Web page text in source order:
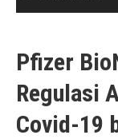
Pfizer
Regulasi
Covid-19